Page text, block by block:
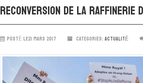
Reconversion de la raffinerie
POSTÉ LE21 MARS 2017 CATEGORIES: ACTUALITÉ